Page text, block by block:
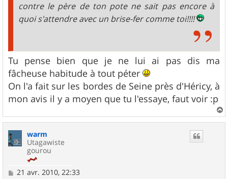
contre le père de ton pote ne sait pas encore à
quoi s'attendre avec un brise-fer comme toi!!!!
Tu pense bien que je ne lui ai pas dis ma
fâcheuse habitude à tout péter
On l'a fait sur les bordes de Seine près d'Héricy, à
mon avis il y a moyen que tu l'essaye, faut voir :p
a
warm
Utagawiste
gourou
M
21 avr. 2010, 22:33